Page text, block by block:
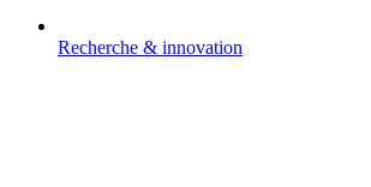
Recherche & innovation